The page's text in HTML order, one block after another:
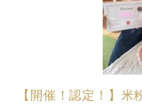
【開催！認定！】米